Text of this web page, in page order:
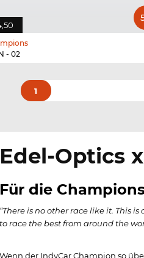
- 02
1
Edel-Optics
Für die
“There is no other race like it. This
to race the best from around the
Wenn der IndyCar Champion so